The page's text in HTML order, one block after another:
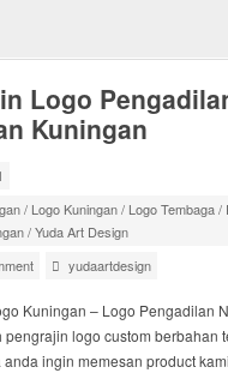
Logo
Kuningan
/ Logo Kuningan/ Logo Tembaga/
/Yuda Art Design
yudaartdesign
Kuningan – Logo Pengadilan
pengrajin logo custom berbahan
ingin memesan product